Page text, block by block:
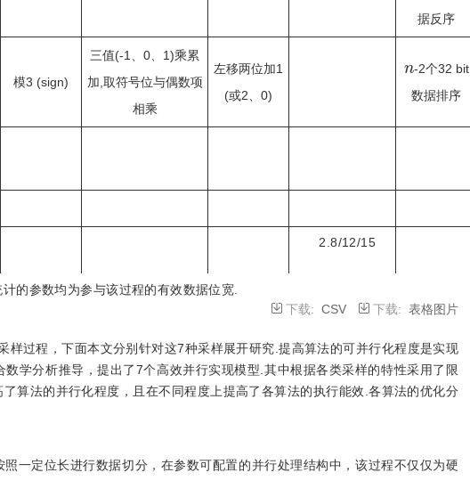
据反序
模3 (sign)
三值(-1、0、1)乘累
加,取符号位与偶数项
相乘
左移两位加1
(或2、0)
-2个32 bit
数据排序
2.8/12/15
1.4/6/16
3.19/42/128
3.19/52/192 查找表
8.5/80/64
的参数均为参与该过程的有效数据位宽.
下载: CSV 下载: 表格图片
样过程，下面本文分别针对这7种采样展开研究.提高算法的可并行化程度是实现
学分析推导，提出了7个高效并行实现模型.其中根据各类采样的特性采用了限
算法的并行化程度，且在不同程度上提高了各算法的执行能效.各算法的优化分
一定位长进行数据切分，在参数可配置的并行处理结构中，该过程不仅仅为硬